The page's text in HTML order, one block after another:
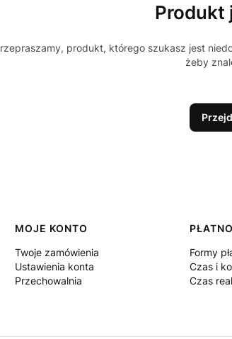
Produkt
produkt, którego szukasz jest
żeby
MOJE KONTO
Twoje zamówienia
Ustawienia konta
Przechowalnia
Formy
Czas i
Czas